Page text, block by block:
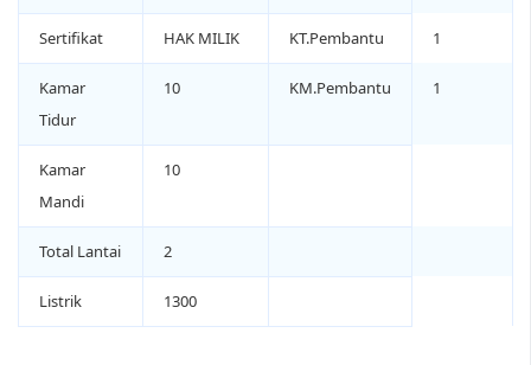
Sertifikat HAK MILIK KT.Pembantu 1
Kamar
Tidur
10 KM.Pembantu 1
Kamar
Mandi
10
Total Lantai 2
Listrik 1300